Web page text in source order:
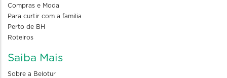
Compras e Moda
Para curtir com a familia
Perto de BH
Roteiros
Saiba Mais
Sobre a Belotur